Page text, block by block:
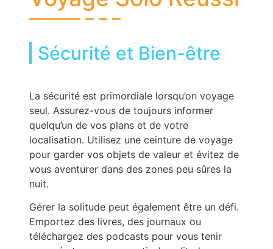
Sécurité et Bien-être
La sécurité est primordiale lorsqu’on voyage
seul. Assurez-vous de toujours informer
quelqu’un de vos plans et de votre
localisation. Utilisez une ceinture de voyage
pour garder vos objets de valeur et évitez de
vous aventurer dans des zones peu sûres la
nuit.
Gérer la solitude peut également être un défi.
Emportez des livres, des journaux ou
téléchargez des podcasts pour vous tenir